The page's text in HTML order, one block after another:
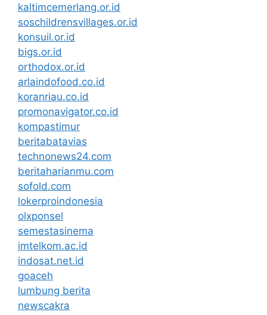
kaltimcemerlang.or.id
soschildrensvillages.or.id
konsuil.or.id
bigs.or.id
orthodox.or.id
arlaindofood.co.id
koranriau.co.id
promonavigator.co.id
kompastimur
beritabatavias
technonews24.com
beritaharianmu.com
sofold.com
lokerproindonesia
olxponsel
semestasinema
imtelkom.ac.id
indosat.net.id
goaceh
lumbung berita
newscakra